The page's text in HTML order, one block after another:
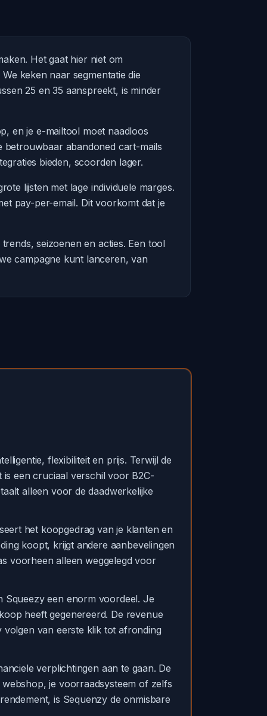
Het gaat hier niet om
keken naar segmentatie die
25 en 35 aanspreekt, is minder
en je e-mailtool moet naadloos
betrouwbaar abandoned cart-mails
bieden, scoorden lager.
lijsten met lage individuele marges.
pay-per-email. Dit voorkomt dat je
seizoenen en acties. Een tool
campagne kunt lanceren, van
flexibiliteit en prijs. Terwijl de
een cruciaal verschil voor B2C-
alleen voor de daadwerkelijke
het koopgedrag van je klanten en
koopt, krijgt andere aanbevelingen
voorheen alleen weggelegd voor
Squeezy een enorm voordeel. Je
heeft gegenereerd. De revenue
van eerste klik tot afronding
verplichtingen aan te gaan. De
je voorraadsysteem of zelfs
is Sequenzy de onmisbare